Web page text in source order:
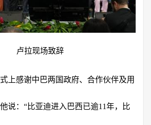
卢拉现场致辞
上感谢中巴两国政府、合作伙伴及用
说：“比亚迪进入巴西已逾11年，比